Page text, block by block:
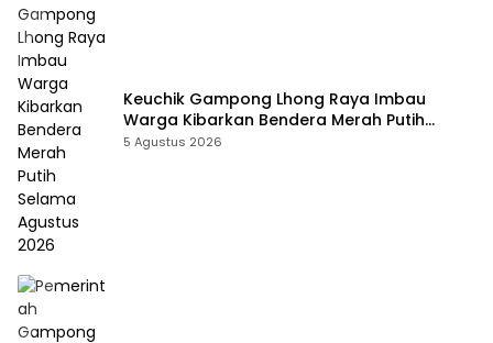
Keuchik Gampong Lhong Raya Imbau
Warga Kibarkan Bendera Merah Putih
Selama Agustus 2026
5 Agustus 2026